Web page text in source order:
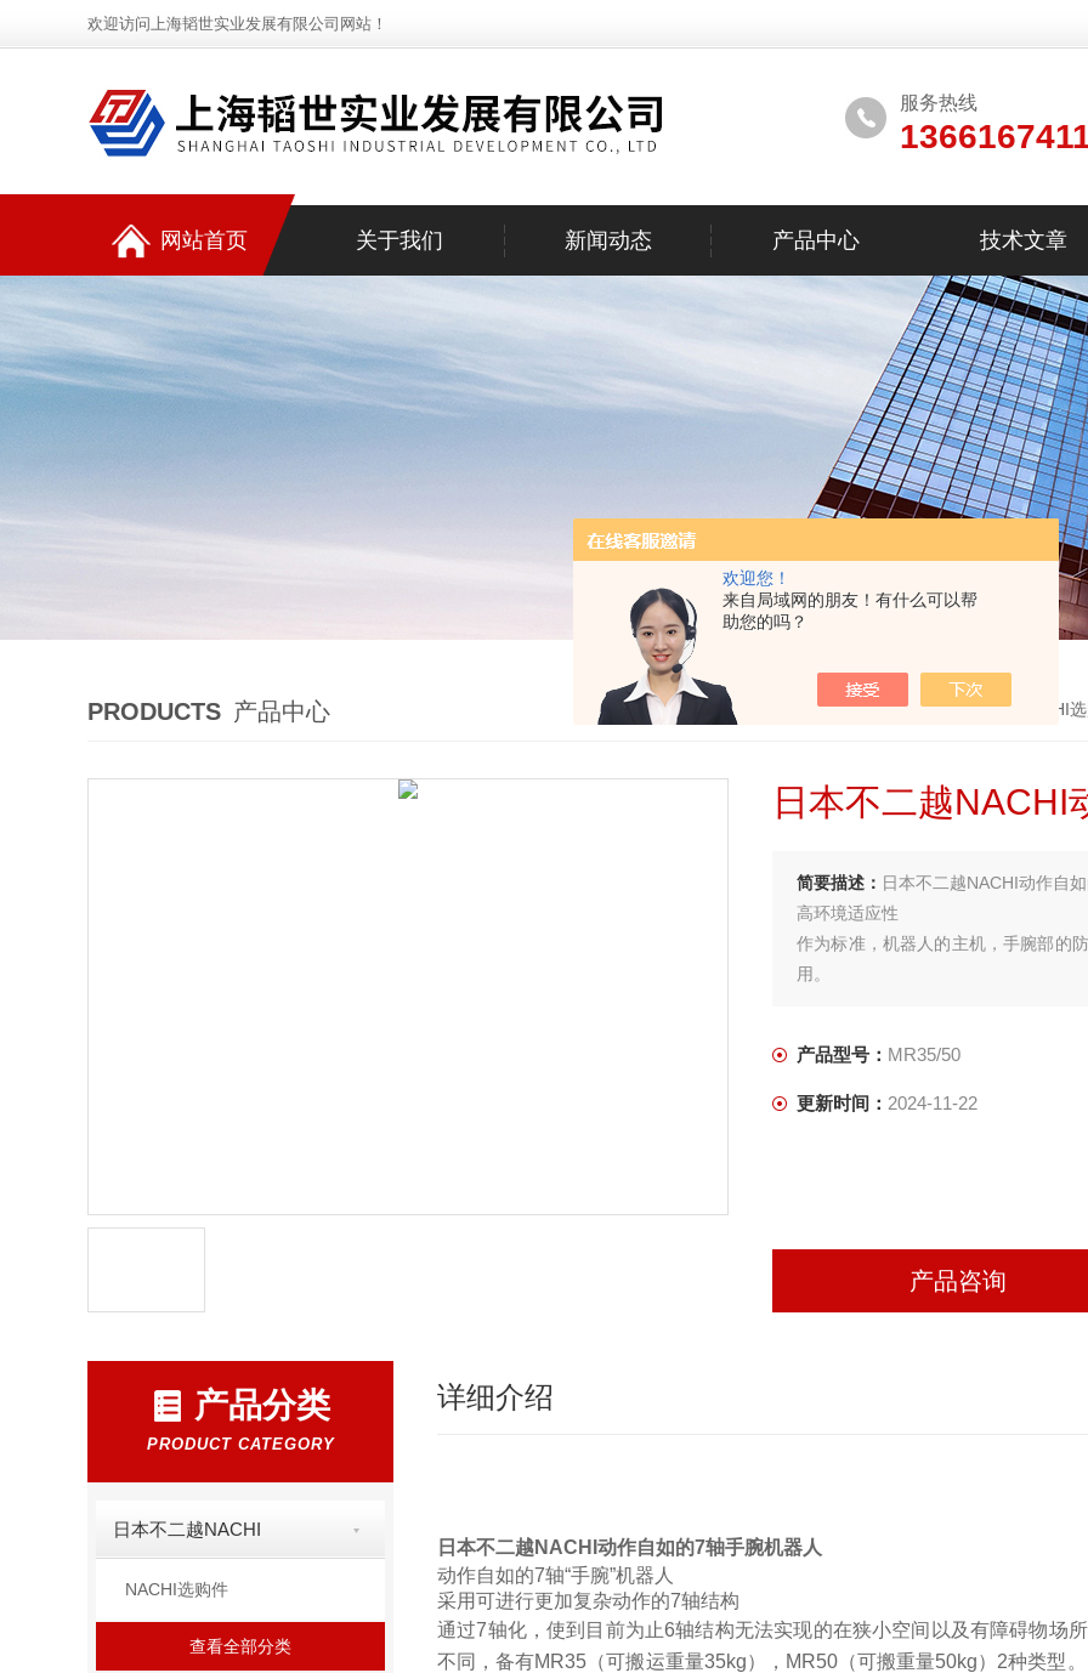
欢迎您！
来自局域网的朋友！有什么可以帮
助您的吗？
欢迎访问上海韬世实业发展有限公司网站！
服务热线
网站首页 关于我们 新闻动态 产品中心 技术文章
PRODUCTS 产品中心 首页 产品中心>日本不二越NACHI> NACHI
日本不二越NACHI
简要描述： 日本不二越NACHI动作自
高环境适应性
作为标准，机器人的主机，手腕部的
用。
产品型号： MR35/50
更新时间： 2024-11-22
产品咨询
产品分类
PRODUCT CATEGORY
日本不二越NACHI
NACHI选购件
查看全部分类
详细介绍
日本不二越NACHI动作自如的7轴手腕机器人
动作自如的7轴“手腕”机器人
采用可进行更加复杂动作的7轴结构
通过7轴化，使到目前为止6轴结构无法实现的在狭小空间以及有障碍物场
不同，备有MR35（可搬运重量35kg），MR50（可搬重量50kg）2种类型